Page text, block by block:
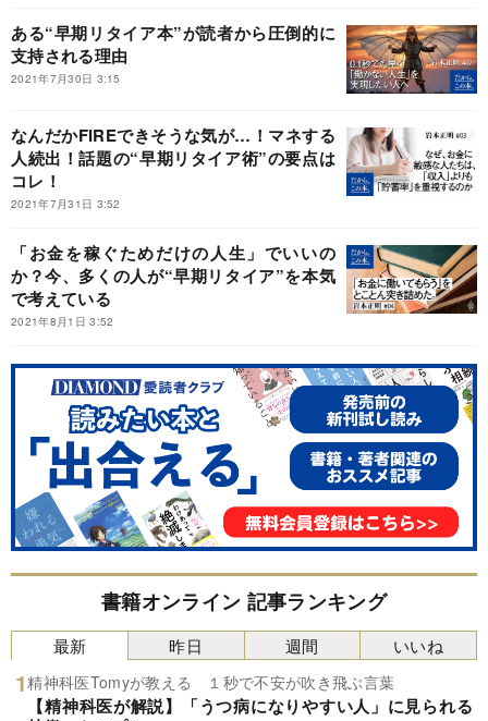
ある“早期リタイア本”が読者から圧倒的に
支持される理由
2021年7月30日 3:15
なんだかFIREできそうな気が…！マネする
人続出！話題の“早期リタイア術”の要点は
コレ！
2021年7月31日 3:52
「お金を稼ぐためだけの人生」でいいの
か？今、多くの人が“早期リタイア”を本気
で考えている
2021年8月1日 3:52
書籍オンライン 記事ランキング
最新
精神科医Tomyが教える １秒で不安が吹き飛ぶ言葉
【精神科医が解説】「うつ病になりやすい人」に見られる
昨日 週間 いいね